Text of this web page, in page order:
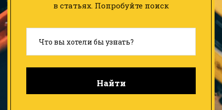
в статьях. Попробуйте поиск
Найти